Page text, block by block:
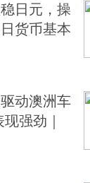
日元，操
货币基本
动澳洲车
强劲｜